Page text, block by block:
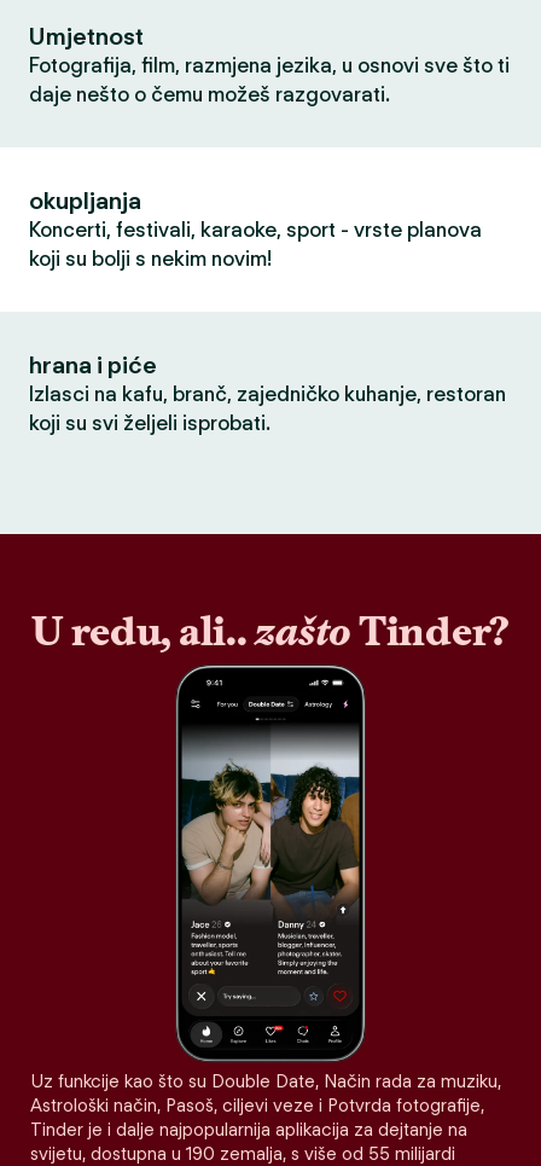
Umjetnost
Fotografija, film, razmjena jezika, u osnovi sve što ti
daje nešto o čemu možeš razgovarati.
okupljanja
Koncerti, festivali, karaoke, sport - vrste planova
koji su bolji s nekim novim!
hrana i piće
Izlasci na kafu, branč, zajedničko kuhanje, restoran
koji su svi željeli isprobati.
U redu, ali..zaštoTinder?
Uz funkcije kao što su Double Date, Način rada za muziku,
Astrološki način, Pasoš, ciljevi veze i Potvrda fotografije,
Tinder je i dalje najpopularnija aplikacija za dejtanje na
svijetu, dostupna u 190 zemalja, s više od 55 milijardi